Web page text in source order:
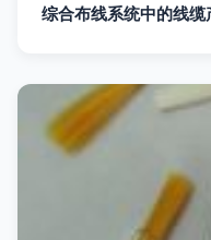
综合布线系统中的线